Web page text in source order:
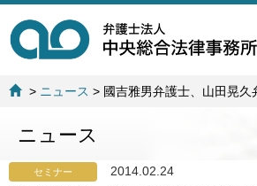
> ニュース > 國吉雅男弁護士、山田晃久
ニュース
セミナー
2014.02.24